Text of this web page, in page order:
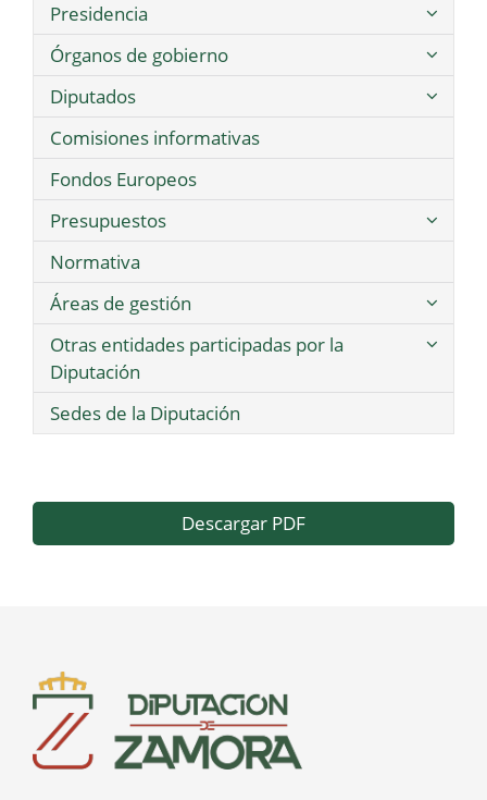
Presidencia
Órganos de gobierno
Diputados
Comisiones informativas
Fondos Europeos
Presupuestos
Normativa
Áreas de gestión
Otras entidades participadas por la
Diputación
Sedes de la Diputación
Descargar PDF